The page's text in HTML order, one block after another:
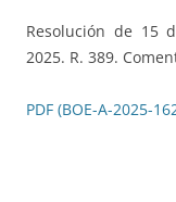
Resolución de 15
2025. R. 389.
PDF (BOE-A-2025-